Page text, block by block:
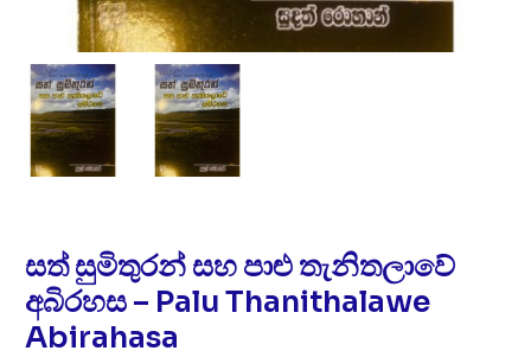
සත් සුමිතුරන් සහ පාළු තැනිතලාවේ
අබිරහස – Palu Thanithalawe
Abirahasa